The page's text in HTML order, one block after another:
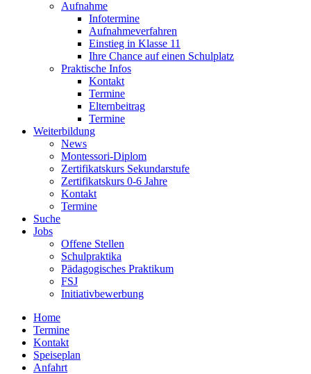
Aufnahme
Infotermine
Aufnahmeverfahren
Einstieg in Klasse 11
Ihre Chance auf einen Schulplatz
Praktische Infos
Kontakt
Termine
Elternbeitrag
Termine
Weiterbildung
News
Montessori-Diplom
Zertifikatskurs Sekundarstufe
Zertifikatskurs 0-6 Jahre
Kontakt
Termine
Suche
Jobs
Offene Stellen
Schulpraktika
Pädagogisches Praktikum
FSJ
Initiativbewerbung
Home
Termine
Kontakt
Speiseplan
Anfahrt